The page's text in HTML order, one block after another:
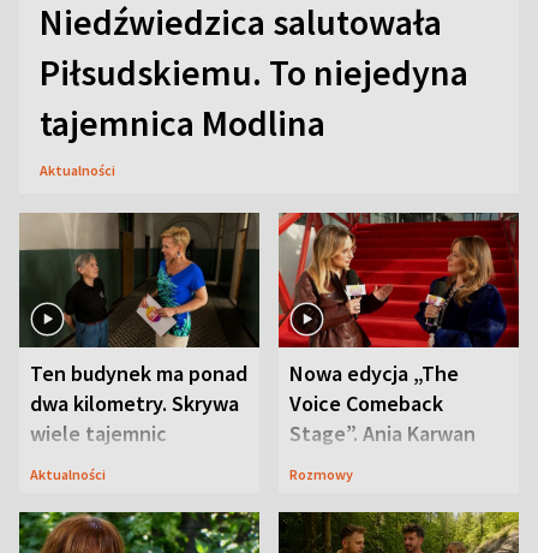
Niedźwiedzica salutowała
Piłsudskiemu. To niejedyna
tajemnica Modlina
Aktualności
Ten budynek ma ponad
dwa kilometry. Skrywa
wiele tajemnic
Aktualności
Nowa edycja „The
Voice Comeback
Stage”. Ania Karwan
zapowiada
Rozmowy